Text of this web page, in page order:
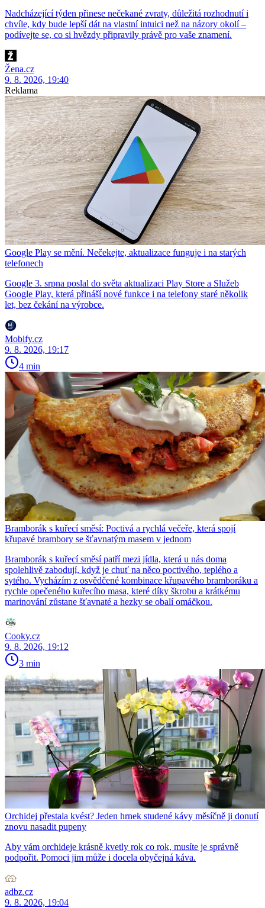
Nadcházející týden přinese nečekané zvraty, důležitá rozhodnutí i
chvíle, kdy bude lepší dát na vlastní intuici než na názory okolí –
podívejte se, co si hvězdy připravily právě pro vaše znamení.
Žena.cz
9. 8. 2026, 19:40
Reklama
Google Play se mění. Nečekejte, aktualizace funguje i na starých
telefonech
Google 3. srpna poslal do světa aktualizaci Play Store a Služeb
Google Play, která přináší nové funkce i na telefony staré několik
let, bez čekání na výrobce.
Mobify.cz
9. 8. 2026, 19:17
4 min
Bramborák s kuřecí směsí: Poctivá a rychlá večeře, která spojí
křupavé brambory se šťavnatým masem v jednom
Bramborák s kuřecí směsí patří mezi jídla, která u nás doma
spolehlivě zabodují, když je chuť na něco poctivého, teplého a
sytého. Vycházím z osvědčené kombinace křupavého bramboráku a
rychle opečeného kuřecího masa, které díky škrobu a krátkému
marinování zůstane šťavnaté a hezky se obalí omáčkou.
Cooky.cz
9. 8. 2026, 19:12
3 min
Orchidej přestala kvést? Jeden hrnek studené kávy měsíčně ji donutí
znovu nasadit pupeny
Aby vám orchideje krásně kvetly rok co rok, musíte je správně
podpořit. Pomoci jim může i docela obyčejná káva.
adbz.cz
9. 8. 2026, 19:04